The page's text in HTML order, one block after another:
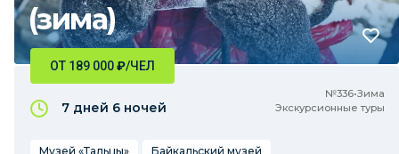
(зима)
№336•Зима
Экскурсионные туры
ОТ 189 000₽/ЧЕЛ
7 дней 6 ночей
Музей «Тальцы»
Байкальский музей